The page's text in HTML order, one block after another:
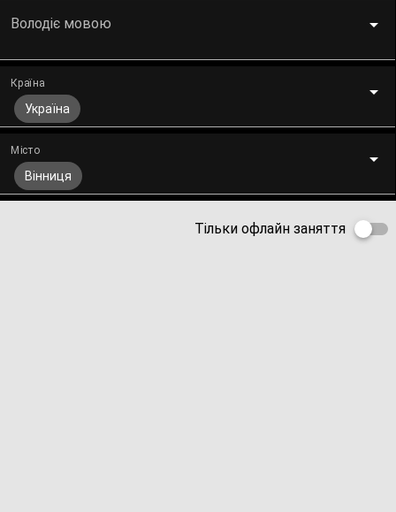
Володіє мовою
Країна
Україна
Місто
Вінниця
Тільки офлайн заняття